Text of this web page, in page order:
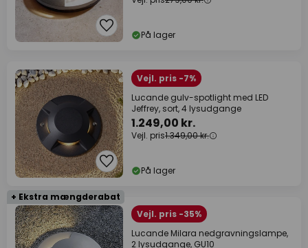
På lager
Vejl. pris -7%
Lucande gulv-spotlight med LED
Jeffrey, sort, 4 lysudgange
1.249,00 kr.
Vejl. pris1.349,00 kr.
På lager
+ Ekstra mængderabat
Vejl. pris -35%
Lucande Milara nedgravningslampe,
2 lysudgange, GU10